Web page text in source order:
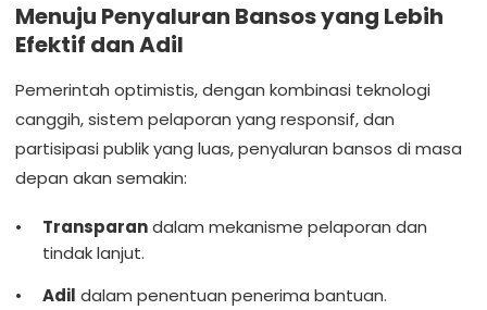
Menuju Penyaluran Bansos yang Lebih
Efektif dan Adil
Pemerintah optimistis, dengan kombinasi teknologi
canggih, sistem pelaporan yang responsif, dan
partisipasi publik yang luas, penyaluran bansos di masa
depan akan semakin:
Transparandalam mekanisme pelaporan dan
tindak lanjut.
Adil dalam penentuan penerima bantuan.